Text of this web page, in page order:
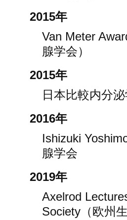
2015年
Van Meter
腺学会）
2015年
日本比較内分
2016年
Ishizuki
腺学会
2019年
Axelrod
Society（欧州